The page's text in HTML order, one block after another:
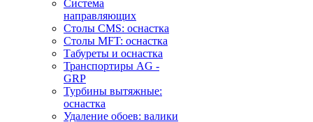
Система
направляющих
Столы CMS: оснастка
Столы MFT: оснастка
Табуреты и оснастка
Транспортиры AG -
GRP
Турбины вытяжные:
оснастка
Удаление обоев: валики